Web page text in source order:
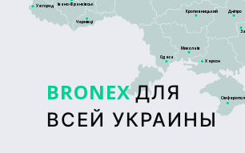
BRONEX ДЛЯ
ВСЕЙ УКРАИНЫ
Дніпро
Кропивницький
Херсон
Ужгород
Чернівці
Івано-Франківськ
Миколаїв
Одеса